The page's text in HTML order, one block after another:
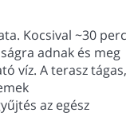
Kocsival ~30 perc
adnak és meg
víz. A terasz tágas,
az egész